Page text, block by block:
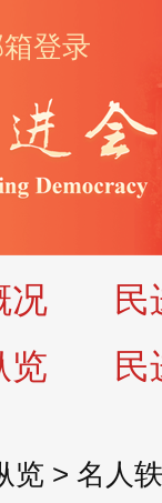
登录
况
民
览 民
览 > 名人